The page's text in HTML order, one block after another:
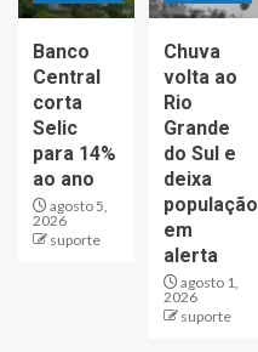
Banco
Central
corta
Selic
para 14%
ao ano
agosto 5,
2026
suporte
Chuva
volta ao
Rio
Grande
do Sul e
deixa
população
em
alerta
agosto 1,
2026
suporte